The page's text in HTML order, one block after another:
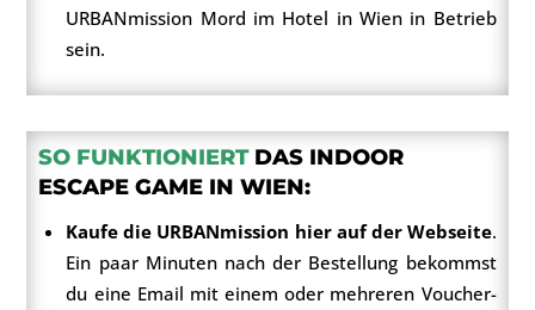
URBANmission Mord im Hotel in Wien in Betrieb
sein.
SO FUNKTIONIERTDAS INDOOR
ESCAPE GAME IN WIEN:
Kaufe die URBANmission hier auf der Webseite.
Ein paar Minuten nach der Bestellung bekommst
du eine Email mit einem oder mehreren Voucher-